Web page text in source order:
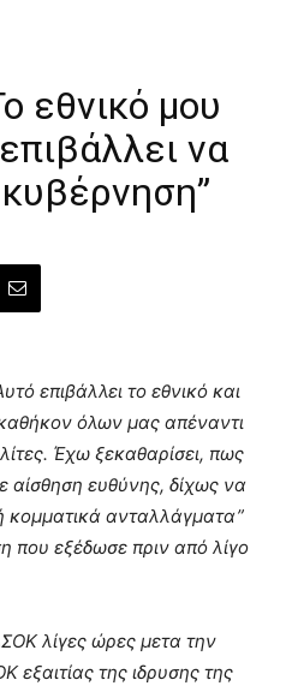
εθνικό μου
να
επιβάλλει το εθνικό και
όλων μας απέναντι
Έχω ξεκαθαρίσει, πως
ευθύνης, δίχως να
κομματικά ανταλλάγματα”
που εξέδωσε πριν από λίγο
λίγες ώρες μετα την
της ιδρυσης της